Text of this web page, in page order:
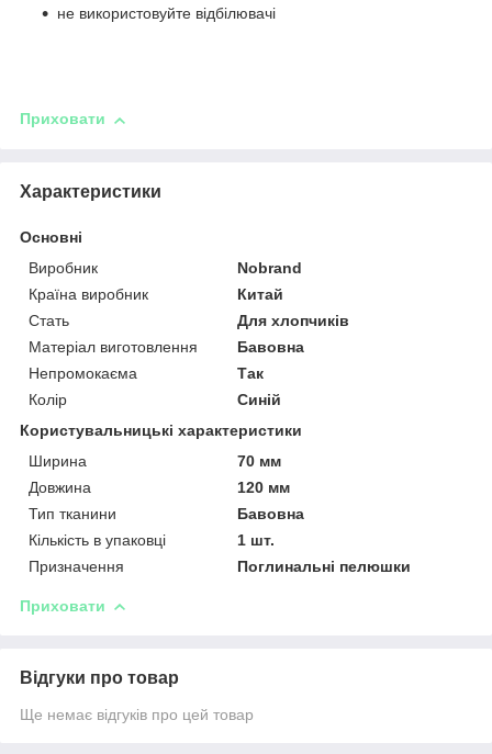
не використовуйте відбілювачі
Приховати
Характеристики
Основні
Виробник
Nobrand
Країна виробник
Китай
Стать
Для хлопчиків
Матеріал виготовлення
Бавовна
Непромокаєма
Так
Колір
Синій
Користувальницькі характеристики
Ширина
70 мм
Довжина
120 мм
Тип тканини
Бавовна
Кількість в упаковці
1 шт.
Призначення
Поглинальні пелюшки
Приховати
Відгуки про товар
Ще немає відгуків про цей товар